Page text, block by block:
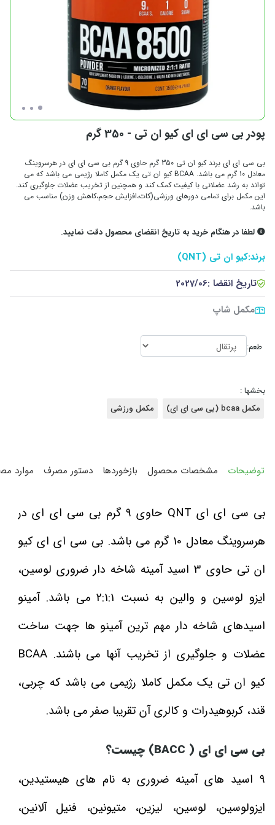
پودر بی سی ای ای کیو ان تی - 350 گرم
بی سی ای ای برند کیو ان تی 350 گرم حاوی 9 گرم بی سی ای ای در هرسروینگ
معادل 10 گرم می باشد. BCAA کیو ان تی یک مکمل کاملا رژیمی می باشد که می
تواند به رشد عضلانی با کیفیت کمک کند و همچنین از تخریب عضلات جلوگیری کند.
این مکمل برای تمامی دورهای ورزشی(کات،افزایش حجم،کاهش وزن) مناسب می
باشد.
لطفا در هنگام خرید به تاریخ انقضای محصول دقت نمایید.
برند:کیو ان تی (QNT)
تاریخ انقضا :2027/06
مکمل شاپ
طعم:
بخشها :
مکمل bcaa (بی سی ای ای)
مکمل ورزشی
توضیحات مشخصات محصول بازخوردها دستور مصرف موارد
بی سی ای ای QNT حاوی 9 گرم بی سی ای ای در
هرسروینگ معادل 10 گرم می باشد. بی سی ای ای کیو
ان تی حاوی 3 اسید آمینه شاخه دار ضروری لوسین،
ایزو لوسین و والین به نسبت 2:1:1 می باشد. آمینو
اسیدهای شاخه دار مهم ترین آمینو ها جهت ساخت
عضلات و جلوگیری از تخریب آنها می باشند. BCAA
کیو ان تی یک مکمل کاملا رژیمی می باشد که چربی،
قند، کربوهیدرات و کالری آن تقریبا صفر می باشد.
بی سی ای ای ( BACC) چیست؟
9 اسید های آمینه ضروری به نام های هیستیدین،
ایزولوسین، لوسین، لیزین، متیونین، فنیل آلانین،